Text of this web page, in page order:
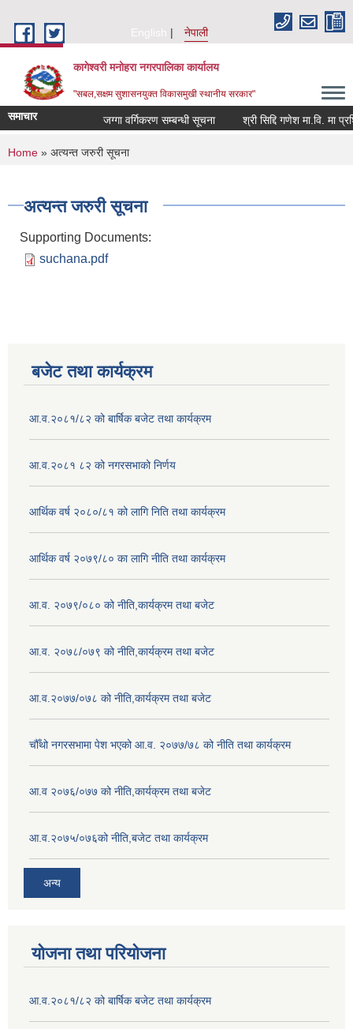
English
नेपाली
कागेश्वरी मनोहरा नगरपालिका कार्यालय
"सबल,सक्षम सुशासनयुक्त विकासमुखी स्थानीय सरकार"
समाचार जग्गा वर्गिकरण सम्बन्धी सूचना श्री सिद्दि गणेश मा.वि. मा
You are here
Home » अत्यन्त जरुरी सूचना
अत्यन्त जरुरी सूचना
Supporting Documents:
suchana.pdf
बजेट तथा कार्यक्रम
आ.व.२०८१/८२ को बार्षिक बजेट तथा कार्यक्रम
आ.व.२०८१ ८२ को नगरसभाको निर्णय
आर्थिक वर्ष २०८०/८१ को लागि निति तथा कार्यक्रम
आर्थिक वर्ष २०७९/८० का लागि नीति तथा कार्यक्रम
आ.व. २०७९/०८० को नीति,कार्यक्रम तथा बजेट
आ.व. २०७८/०७९ को नीति,कार्यक्रम तथा बजेट
आ.व.२०७७/०७८ को नीति,कार्यक्रम तथा बजेट
चौँथो नगरसभामा पेश भएको आ.व. २०७७/७८ को नीति तथा कार्यक्रम
आ.व २०७६/०७७ को नीति,कार्यक्रम तथा बजेट
आ.व.२०७५/०७६को नीति,बजेट तथा कार्यक्रम
अन्य
योजना तथा परियोजना
आ.व.२०८१/८२ को बार्षिक बजेट तथा कार्यक्रम